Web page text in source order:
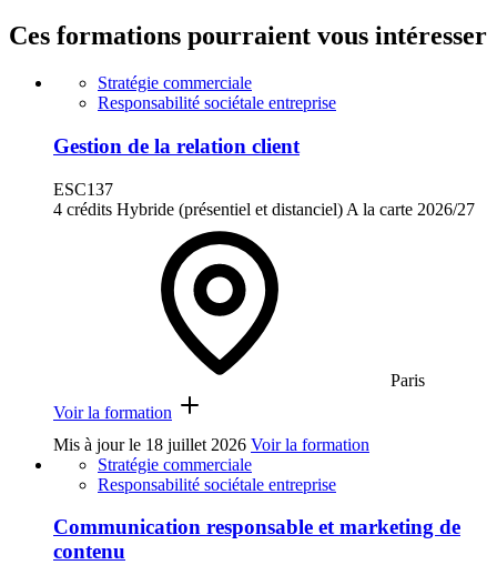
Ces formations pourraient vous intéresser
Stratégie commerciale
Responsabilité sociétale entreprise
Gestion de la relation client
ESC137
4 crédits Hybride (présentiel et distanciel) A la carte 2026/27
Paris
Voir la formation
Mis à jour le 18 juillet 2026 Voir la formation
Stratégie commerciale
Responsabilité sociétale entreprise
Communication responsable et marketing de
contenu